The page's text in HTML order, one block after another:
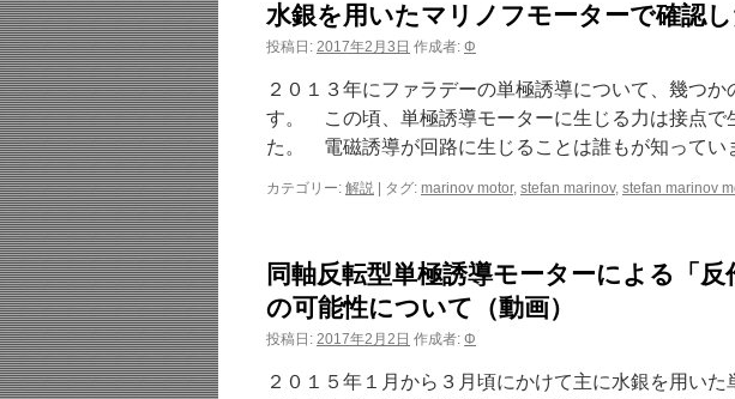
水銀を用いたマリノフモーターで確認
投稿日: 2017年2月3日 作成者: Φ
２０１３年にファラデーの単極誘導について、幾つ
す。 この頃、単極誘導モーターに生じる力は接点で
た。 電磁誘導が回路に生じることは誰もが知ってい
カテゴリー: 解説 タグ: marinov motor, stefan marinov, stefan marinov
同軸反転型単極誘導モーターによる「
の可能性について（動画）
投稿日: 2017年2月2日 作成者: Φ
２０１５年１月から３月頃にかけて主に水銀を用い